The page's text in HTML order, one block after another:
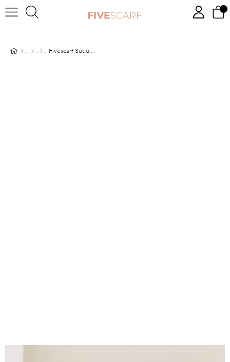
Fivescarf Sütlü Kahve Gül Comfort Line Şal